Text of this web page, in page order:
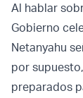
Al hablar
Gobierno
Netanyahu
por
preparados